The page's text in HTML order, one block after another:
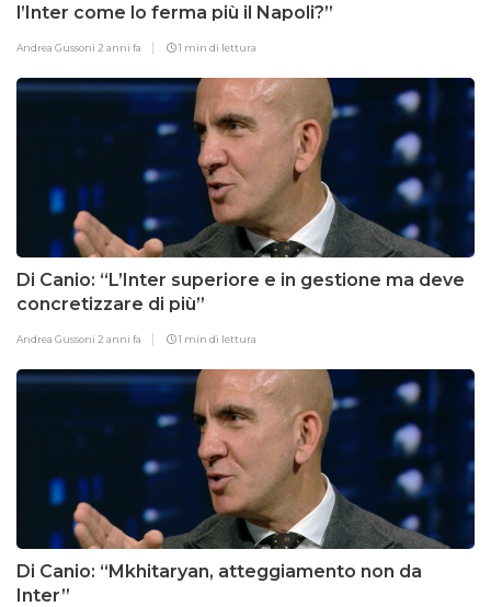
l’Inter come lo ferma più il Napoli?”
Andrea Gussoni 2 anni fa 1 min di lettura
Di Canio: “L’Inter superiore e in gestione ma deve
concretizzare di più”
Andrea Gussoni 2 anni fa 1 min di lettura
Di Canio: “Mkhitaryan, atteggiamento non da
Inter”